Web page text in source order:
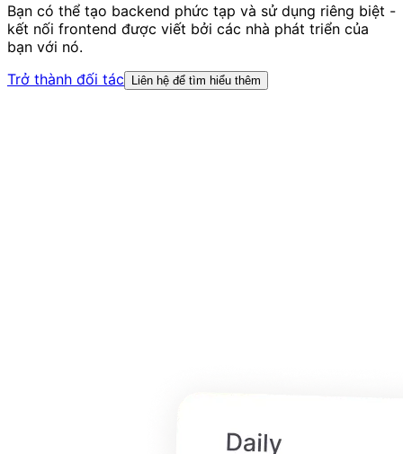
Bạn có thể tạo backend phức tạp và sử dụng riêng biệt -
kết nối frontend được viết bởi các nhà phát triển của
bạn với nó.
Trở thành đối tác
Liên hệ để tìm hiểu thêm